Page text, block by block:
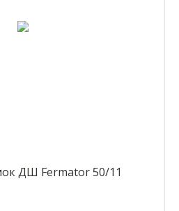
ДШ Fermator 50/11